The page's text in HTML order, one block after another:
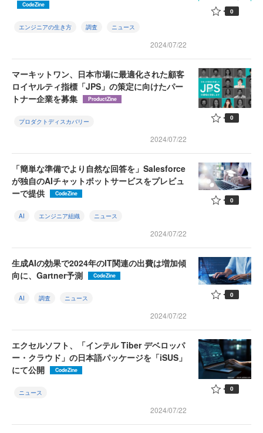
CodeZine
エンジニアの生き方 調査 ニュース
2024/07/22
0
マーキットワン、日本市場に最適化された顧客
ロイヤルティ指標「JPS」の策定に向けたパー
トナー企業を募集
ProductZine
プロダクトディスカバリー
2024/07/22
0
「簡単な準備でより自然な回答を」Salesforce
が独自のAIチャットボットサービスをプレビュ
ーで提供
CodeZine
AI エンジニア組織 ニュース
2024/07/22
0
生成AIの効果で2024年のIT関連の出費は増加傾
向に、Gartner予測
CodeZine
AI 調査 ニュース
2024/07/22
0
エクセルソフト、「インテル Tiber デベロッパ
ー・クラウド」の日本語パッケージを「iSUS」
にて公開
CodeZine
ニュース
2024/07/22
0